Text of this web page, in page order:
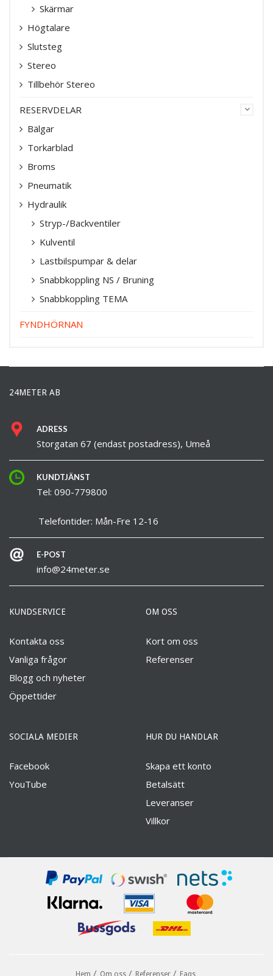
Skärmar
Högtalare
Slutsteg
Stereo
Tillbehör Stereo
RESERVDELAR
Bälgar
Torkarblad
Broms
Pneumatik
Hydraulik
Stryp-/Backventiler
Kulventil
Lastbilspumpar & delar
Snabbkoppling NS / Bruning
Snabbkoppling TEMA
FYNDHÖRNAN
24METER AB
ADRESS
Storgatan 67 (endast postadress), Umeå
KUNDTJÄNST
Tel: 090-779800
Telefontider: Mån-Fre 12-16
E-POST
info@24meter.se
KUNDSERVICE
Kontakta oss
Vanliga frågor
Blogg och nyheter
Öppettider
OM OSS
Kort om oss
Referenser
SOCIALA MEDIER
Facebook
YouTube
HUR DU HANDLAR
Skapa ett konto
Betalsätt
Leveranser
Villkor